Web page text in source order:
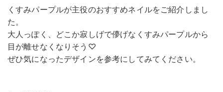
くすみパープルが主役のおすすめネイルをご紹介しまし
た。
大人っぽく、どこか寂しげで儚げなくすみパープルから
目が離せなくなりそう♡
ぜひ気になったデザインを参考にしてみてください。